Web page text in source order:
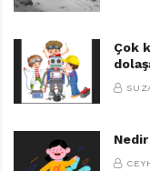
Çok